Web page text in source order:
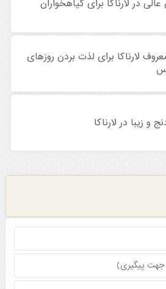
لارناکا برای لذت بردن روزهای